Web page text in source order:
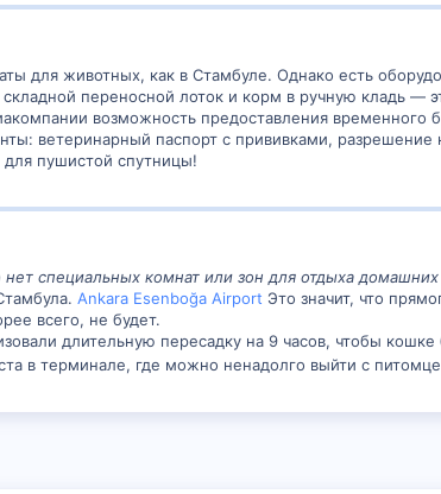
для животных, как в Стамбуле. Однако есть
переносной лоток и корм в ручную кладь —
возможность предоставления
ветеринарный паспорт с прививками, разрешение
пушистой спутницы!
специальных комнат или зон для отдыха
Ankara Esenboğa Airport Это значит, что
всего, не будет.
длительную пересадку на 9 часов, чтобы
в терминале, где можно ненадолго выйти с